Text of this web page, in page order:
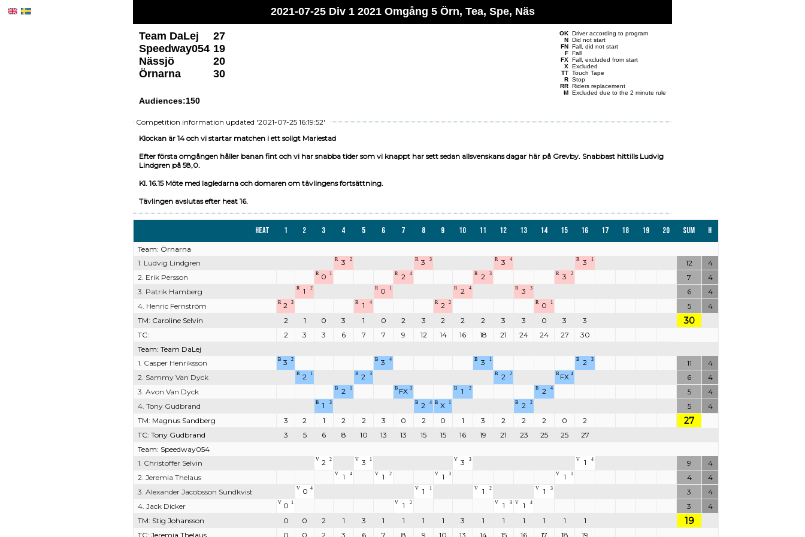
2021-07-25 Div 1 2021 Omgång 5 Örn, Tea, Spe, Näs
OK Driver according to program
N Did not start
FN Fall, did not start
F Fall
FX Fall, excluded from start
X Excluded
TT Touch Tape
R Stop
RR Riders replacement
M Excluded due to the 2 minute rule
Team DaLej
27
Speedway054 19
Nässjö
20
Örnarna
30
Audiences:150
Competition information updated '2021-07-25 16:19:52'
Klockan är 14 och vi startar matchen i ett soligt Mariestad
Efter första omgången håller banan fint och vi har snabba tider som vi knappt har sett sedan allsvenskans dagar här på Grevby. Snabbast hittills Ludvig
Lindgren på 58,0.
Kl. 16.15 Möte med lagledarna och domaren om tävlingens fortsättning.
Tävlingen avslutas efter heat 16.
Heat 1 2 3 4 5 6 7 8 9 10 11 12 13 14 15 16 17 18 19 20 Sum H
Team: Örnarna
1. Ludvig Lindgren
R 3 2 R 3 3 R 3 4 R 3 1 12
4
2. Erik Persson
R 0 1 R 2 4 R 2 3 R 3 2 7
4
3. Patrik Hamberg
R 1 2 R 0 1 R 2 4 R 3 3 6
4
4. Henric Fernström
R 2 3 R 1 4 R 2 2 R 0 1 5
4
TM: Caroline Selvin
2 1 0 3 1 0 2 3 2 2 2 3 3 0 3 3 30
TC: 2 3 3 6 7 7 9 12 14 16 18 21 24 24 27
30
Team: Team DaLej
1. Casper Henriksson
B 3 2 B 3 4 B 3 1 B 2 3 11
4
2. Sammy Van Dyck
B 2 1 B 2 3 B 2 2 B FX 4 6
4
3. Avon Van Dyck
B 2 1 B FX 3 B 1 2 B 2 4 5
4
4. Tony Gudbrand
B 1 3 B 2 4 B X 1 B 2 2 5
4
TM: Magnus Sandberg
3 2 1 2 2 3 0 2 0 1 3 2 2 2 0 2 27
TC: Tony Gudbrand 3 5 6 8 10 13 13 15 15 16 19 21 23 25 25
27
Team: Speedway054
1. Christoffer Selvin
V 2 2 V 3 1 V 3 3 V 1 4 9
4
2. Jeremia Thelaus
V 1 4 V 1 2 V 1 3 V 1 1 4
4
3. Alexander Jacobsson Sundkvist
V 0 4 V 1 1 V 1 2 V 1 3 3
4
4. Jack Dicker
V 0 1 V 1 2 V 1 3 V 1 4 3
4
TM: Stig Johansson
0 0 2 1 3 1 1 1 1 3 1 1 1 1 1 1 19
TC: Jeremia Thelaus 0 0 2 3 6 7 8 9 10 13 14 15 16 17 18 19